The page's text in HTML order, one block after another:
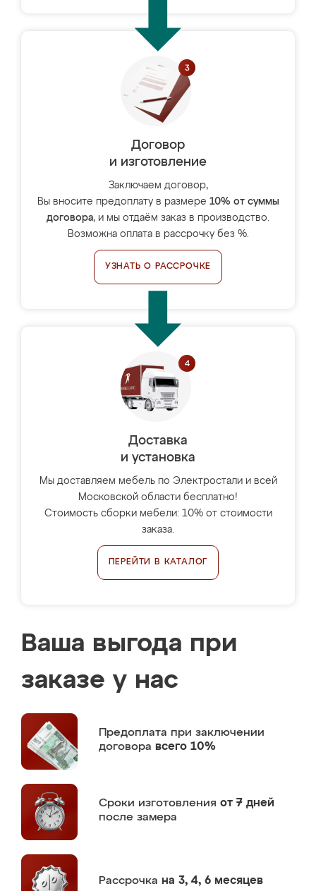
Договор
и изготовление
Заключаем договор,
Вы вносите предоплату в размере 10% от суммы
договора, и мы отдаём заказ в производство.
Возможна оплата в рассрочку без %.
УЗНАТЬ О РАССРОЧКЕ
Доставка
и установка
Мы доставляем мебель по Электростали и всей
Московской области бесплатно!
Стоимость сборки мебели: 10% от стоимости
заказа.
ПЕРЕЙТИ В КАТАЛОГ
Ваша выгода при
заказе у нас
Предоплата при заключении
договора всего 10%
Сроки изготовления от 7 дней
после замера
Рассрочка на 3, 4, 6 месяцев